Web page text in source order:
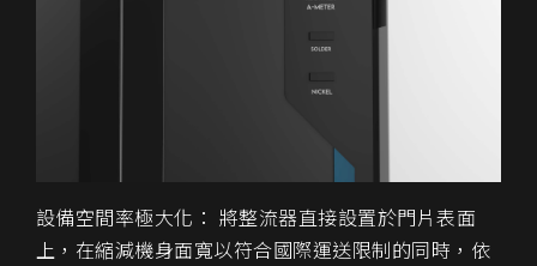
設備空間率極大化： 將整流器直接設置於門片表面
上，在縮減機身面寬以符合國際運送限制的同時，依